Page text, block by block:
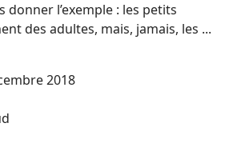
donner l’exemple : les petits
des adultes, mais, jamais, les ...
2018